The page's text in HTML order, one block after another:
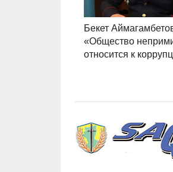
Бекет
«Общество
относится к